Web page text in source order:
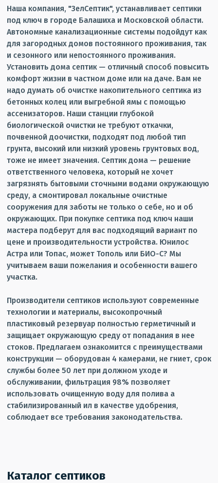
Наша компания, "ЗелСептик", устанавливает септики
под ключ в городе Балашиха и Московской области.
Автономные канализационные системы подойдут как
для загородных домов постоянного проживания, так
и сезонного или непостоянного проживания.
Установить дома септик — отличный способ повысить
комфорт жизни в частном доме или на даче. Вам не
надо думать об очистке накопительного септика из
бетонных колец или выгребной ямы с помощью
ассенизаторов. Наши станции глубокой
биологической очистки не требуют откачки,
почвенной доочистки, подходят под любой тип
грунта, высокий или низкий уровень грунтовых вод,
тоже не имеет значения. Септик дома — решение
ответственного человека, который не хочет
загрязнять бытовыми сточными водами окружающую
среду, а смонтировал локальные очистные
сооружения для заботы не только о себе, но и об
окружающих. При покупке септика под ключ наши
мастера подберут для вас подходящий вариант по
цене и производительности устройства. Юнилос
Астра или Топас, может Тополь или БИО-С? Мы
учитываем ваши пожелания и особенности вашего
участка.
Производители септиков используют современные
технологии и материалы, высокопрочный
пластиковый резервуар полностью герметичный и
защищает окружающую среду от попадания в нее
стоков. Предлагаем ознакомится с преимуществами
конструкции — оборудован 4 камерами, не гниет, срок
службы более 50 лет при должном уходе и
обслуживании, фильтрация 98% позволяет
использовать очищенную воду для полива а
стабилизированный ил в качестве удобрения,
соблюдает все требования законодательства.
Каталог септиков